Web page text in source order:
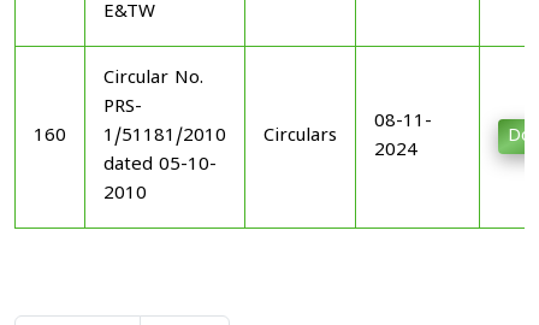
E&TW
160
Circular No.
PRS-
1/51181/2010
dated 05-10-
2010
Circulars
08-11-
2024